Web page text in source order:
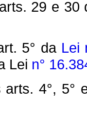
29 e 30
5° da Lei
Lei n°
arts. 4°, 5°